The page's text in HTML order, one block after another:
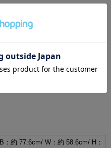
B：約 77.6cm/ W：約 58.6cm/ H：